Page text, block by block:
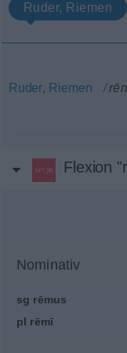
Ruder, Riemen
Ruder, Riemen
Flexion
Nominativ
sg rēmus
pl rēmī